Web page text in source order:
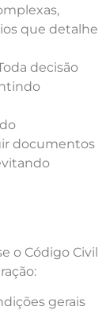
que detalhe
decisão
documentos
o Código Civil
gerais